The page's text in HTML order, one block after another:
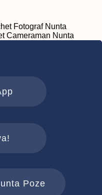
Poze